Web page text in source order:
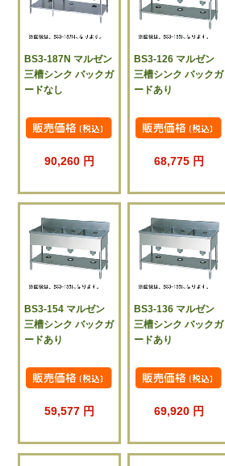
BS3-187N マルゼン
三槽シンク バックガ
ードなし
90,260 円
BS3-126 マルゼン
三槽シンク バックガ
ードあり
68,775 円
BS3-154 マルゼン
三槽シンク バックガ
ードあり
59,577 円
BS3-136 マルゼン
三槽シンク バックガ
ードあり
69,920 円